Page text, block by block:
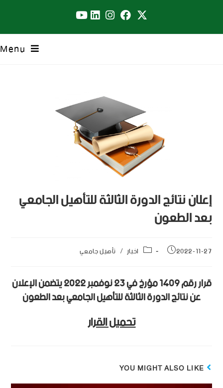
Menu
إعلان نتائج الدورة الثالثة للتأهيل الجامعي
بعد الطعون
2022-11-27 اخبار / تأهيل جامعي
قرار رقم 1409 مؤرخ في 23 نوفمبر 2022 يتضمن الإعلان
عن نتائج الدورة الثالثة للتأهيل الجامعي بعد الطعون
تحميل القرار
YOU MIGHT ALSO LIKE